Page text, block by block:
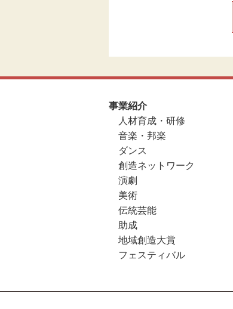
事業紹介
人材育成・研修
音楽・邦楽
ダンス
創造ネットワーク
演劇
美術
伝統芸能
助成
地域創造大賞
フェスティバル